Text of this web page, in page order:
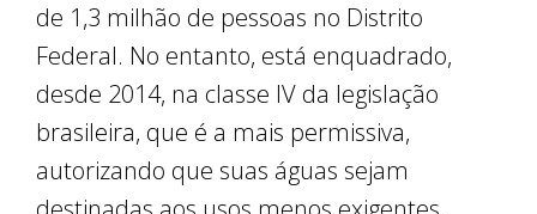
de 1,3 milhão de pessoas no Distrito
Federal. No entanto, está enquadrado,
desde 2014, na classe IV da legislação
brasileira, que é a mais permissiva,
autorizando que suas águas sejam